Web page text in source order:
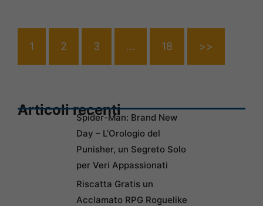
1 2 3 … 18 >>
Articoli recentiSpider-Man: Brand New
Day – L’Orologio del
Punisher, un Segreto Solo
per Veri Appassionati
Riscatta Gratis un
Acclamato RPG Roguelike